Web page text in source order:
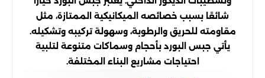
شائعًا بسبب خصائصه الميكانيكية الممتازة، مثل
مقاومته للحريق والرطوبة، وسهولة تركيبه وتشكيله.
يأتي جبس البورد بأحجام وسماكات متنوعة لتلبية
احتياجات مشاريع البناء المختلفة.